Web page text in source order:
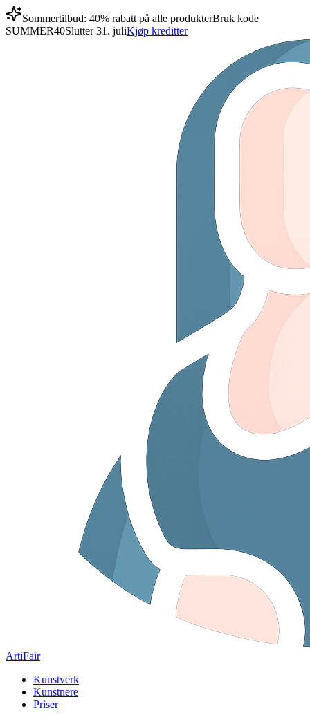
Sommertilbud: 40% rabatt på alle produkterBruk kode
SUMMER40Slutter 31. juliKjøp kreditter
ArtiFair
Kunstverk
Kunstnere
Priser